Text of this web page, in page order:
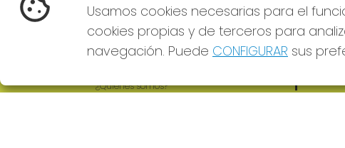
LOTERÍA MARTÍN MESA
¿Quiénes somos?
REDES
Usamos cookies necesarias para el
cookies propias y de terceros para
navegación. Puede CONFIGURAR sus